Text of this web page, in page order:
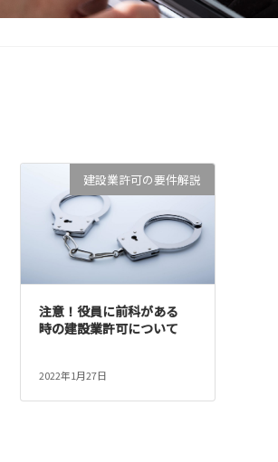
建設業許可の要件解説
注意！役員に前科がある
時の建設業許可について
2022年1月27日